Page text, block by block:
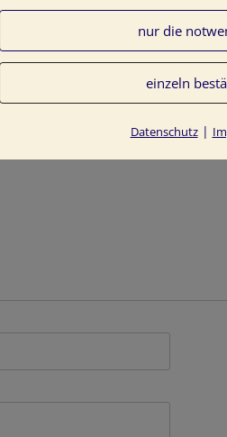
WAS KOMMT 25
Erforderliche Felder sind
nur die
einzeln
Datenschutz|